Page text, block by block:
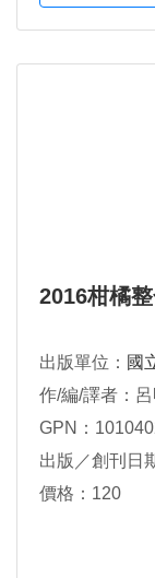
2016柑橘
出版單位： 國
作/編/譯者：
GPN：
出版／創刊日
價格：120